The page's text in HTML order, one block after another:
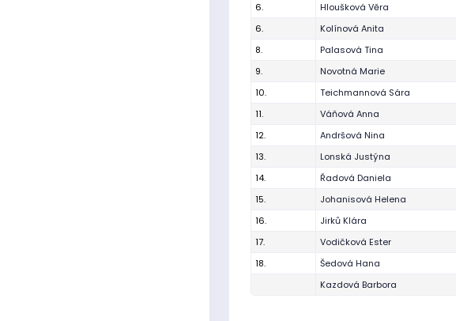
6.
Hloušková Věra
6.
Kolínová Anita
8.
Palasová Tina
9.
Novotná Marie
10.
Teichmannová Sára
11.
Váňová Anna
12.
Andršová Nina
13.
Lonská Justýna
14.
Řadová Daniela
15.
Johanisová Helena
16.
Jirků Klára
17.
Vodičková Ester
18.
Šedová Hana
Kazdová Barbora